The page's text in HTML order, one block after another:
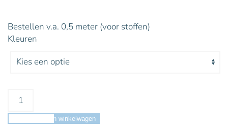
Bestellen v.a. 0,5 meter (voor stoffen)
Kleuren
Toevoegen aan winkelwagen